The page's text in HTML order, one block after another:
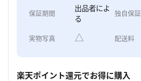
保証期間
出品者によ
る
独自保証
実物写真 △ 配送料
楽天ポイント還元でお得に購入